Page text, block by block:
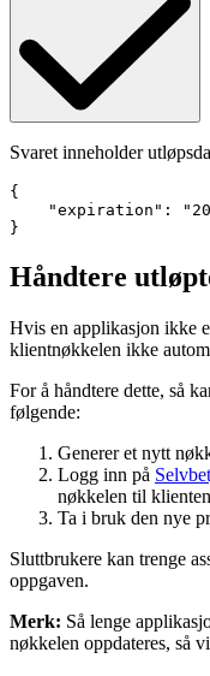
Svaret inneholder
{
"expiration":
}
Håndtere
Hvis en applikasjon ikke
klientnøkkelen ikke
For å håndtere dette, så
følgende:
Generer et nytt
Logg inn på
nøkkelen til klienten
Ta i bruk den nye
Sluttbrukere kan trenge
oppgaven.
Merk: Så lenge
nøkkelen oppdateres, så